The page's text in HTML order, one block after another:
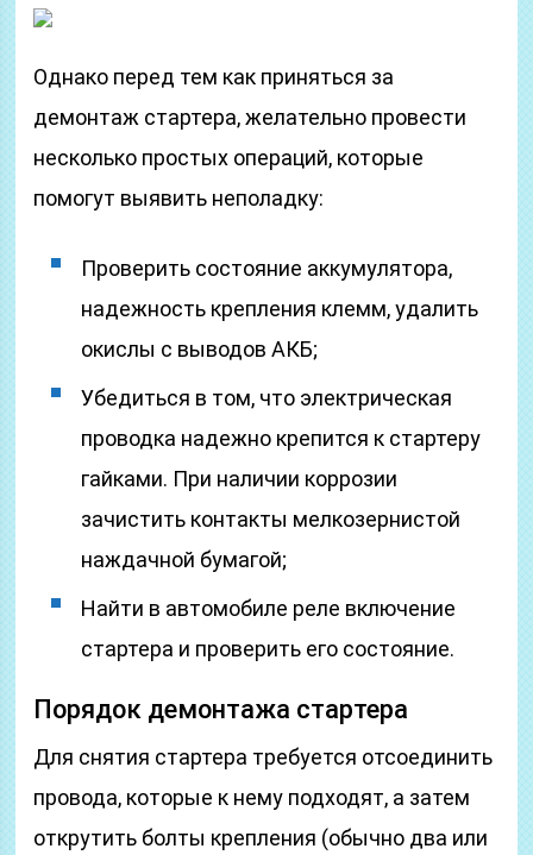
Однако перед тем как приняться за
демонтаж стартера, желательно провести
несколько простых операций, которые
помогут выявить неполадку:
Проверить состояние аккумулятора,
надежность крепления клемм, удалить
окислы с выводов АКБ;
Убедиться в том, что электрическая
проводка надежно крепится к стартеру
гайками. При наличии коррозии
зачистить контакты мелкозернистой
наждачной бумагой;
Найти в автомобиле реле включение
стартера и проверить его состояние.
Порядок демонтажа стартера
Для снятия стартера требуется отсоединить
провода, которые к нему подходят, а затем
открутить болты крепления (обычно два или